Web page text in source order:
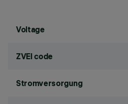
Voltage
ZVEI code
Stromversorgung